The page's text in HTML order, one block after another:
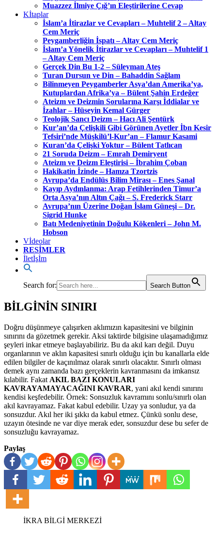
Muazzez İlmiye Çığ’ın Eleştirilerine Cevap
Kİtaplar
İslam’a İtirazlar ve Cevapları – Muhtelif 2 – Altay
Cem Meriç
Peygamberliğin İspatı – Altay Cem Meriç
İslam’a Yönelik İtirazlar ve Cevapları – Muhtelif 1
– Altay Cem Meriç
Gerçek Din Bu 1-2 – Süleyman Ateş
Turan Dursun ve Din – Bahaddin Sağlam
Bilinmeyen Peygamberler Asya’dan Amerika’ya,
Kutuplardan Afrika’ya – Bülent Şahin Erdeğer
Ateizm ve Deizmin Sorularına Karşı İddialar ve
İzahlar – Hüseyin Kemal Gürger
Teolojik Sancı Deizm – Hacı Ali Şentürk
Kur’an’da Çelişkili Gibi Görünen Ayetler İbn Kesir
Tefsiri’nde Müşkilü’l-Kur’an – Flamur Kasami
Kuran’da Çelişki Yoktur – Bülent Tatlıcan
21 Soruda Deizm – Emrah Demiryent
Ateizm ve Deizm Eleştirisi – İbrahim Çoban
Hakikatin İzinde – Hamza Tzortzis
Avrupa’da Endülüs Bilim Mirası – Enes Şanal
Kayıp Aydınlanma: Arap Fetihlerinden Timur’a
Orta Asya’nın Altın Çağı – S. Frederick Starr
Avrupa’nın Üzerine Doğan İslam Güneşi – Dr.
Sigrid Hunke
Batı Medeniyetinin Doğulu Kökenleri – John M.
Hobson
Vİdeolar
RESİMLER
İletİşİm
Search for: Search Button
BİLGİNİN SINIRI
Doğru düşünmeye çalışırken aklımızın kapasitesini ve bilginin
sınırını da gözetmek gerekir. Aksi taktirde bilgisine ulaşamadığımız
şeyleri inkar etmeye başlayabiliriz. Bu da akıl karı değil. Duyu
organlarının ve aklın kapasitesi sınırlı olduğu için bu kanallarla elde
edilen bilgiler de kaçınılmaz olarak sınırlı olacaktır. Sınırlı olması
demek aynı zamanda bazı gerçeklerin kavranmasını da imkansız
kılabilir. Fakat AKIL BAZI KONULARI
KAVRAYAMAYACAĞINI KAVRAR, yani akıl kendi sınırını
kendisi keşfedebilir. Örnek: Sonsuzluk kavramını sonlu/sınırlı olan
akıl kavrayamaz. Fakat kabul edebilir. Uzay ya sonludur, ya da
sonsuzdur. Akıl her iki şıkkı da kabul etmez. Çünkü sonlu dese,
uzayın ötesinde ne var diye merak eder, sonsuzdur dese bu sefer de
sonsuzluğu kavrayamaz.
Paylaş
İKRA BİLGİ MERKEZİ